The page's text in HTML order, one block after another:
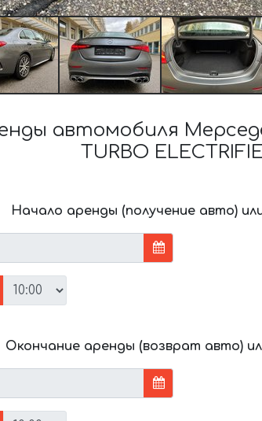
автомобиля
TURBO
Начало аренды (получение авто)
Окончание аренды (возврат авто)